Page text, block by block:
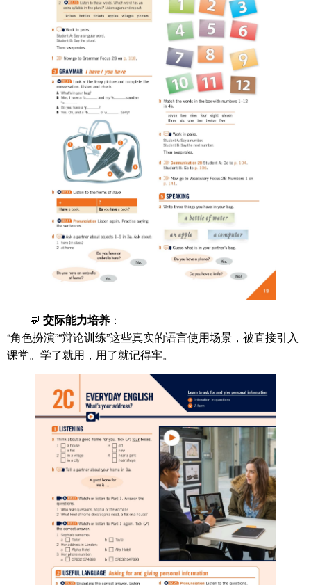
💬 交际能力培养 ：
“角色扮演”“辩论训练”这些真实的语言使用场景，被直接引入
课堂。学了就用，用了就记得牢。